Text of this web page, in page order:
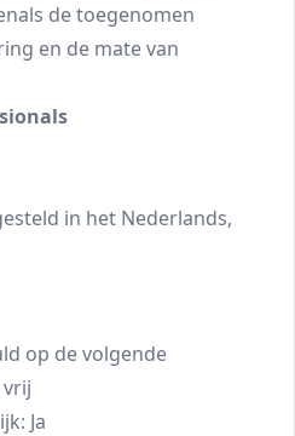
de toegenomen
en de mate van
in het Nederlands,
op de volgende
Ja